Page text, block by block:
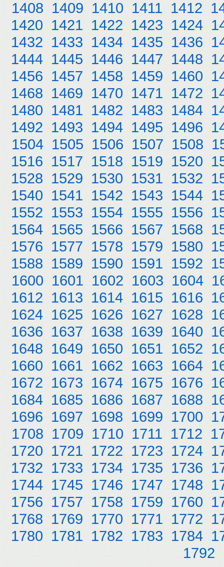
1408 1409 1410 1411 1412
1420 1421 1422 1423 1424
1432 1433 1434 1435 1436
1444 1445 1446 1447 1448
1456 1457 1458 1459 1460
1468 1469 1470 1471 1472
1480 1481 1482 1483 1484
1492 1493 1494 1495 1496
1504 1505 1506 1507 1508
1516 1517 1518 1519 1520
1528 1529 1530 1531 1532
1540 1541 1542 1543 1544
1552 1553 1554 1555 1556
1564 1565 1566 1567 1568
1576 1577 1578 1579 1580
1588 1589 1590 1591 1592
1600 1601 1602 1603 1604
1612 1613 1614 1615 1616
1624 1625 1626 1627 1628
1636 1637 1638 1639 1640
1648 1649 1650 1651 1652
1660 1661 1662 1663 1664
1672 1673 1674 1675 1676
1684 1685 1686 1687 1688
1696 1697 1698 1699 1700
1708 1709 1710 1711 1712
1720 1721 1722 1723 1724
1732 1733 1734 1735 1736
1744 1745 1746 1747 1748
1756 1757 1758 1759 1760
1768 1769 1770 1771 1772
1780 1781 1782 1783 1784
1792